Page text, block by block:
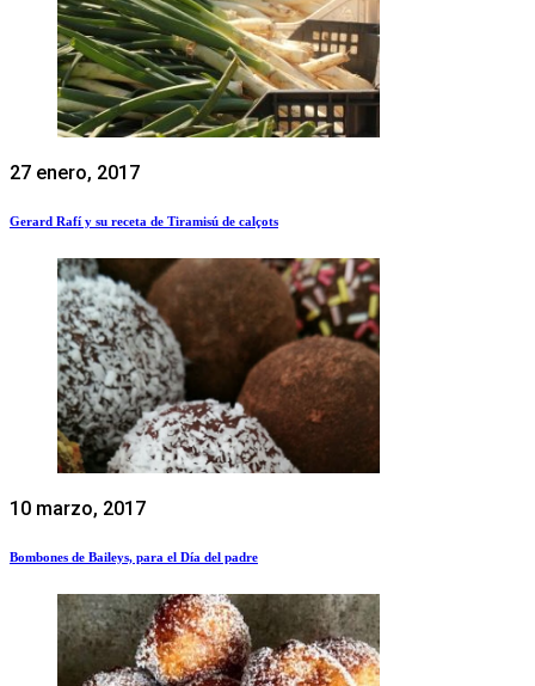
27 enero, 2017
Gerard Rafí y su receta de Tiramisú de calçots
10 marzo, 2017
Bombones de Baileys, para el Día del padre